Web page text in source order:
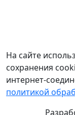
На сайте
сохранения
интернет-
политикой